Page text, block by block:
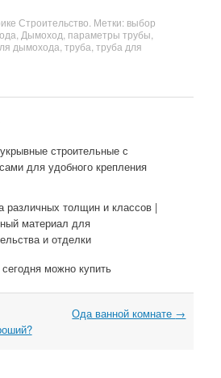
Строительство . Метки: выбор
Дымоход параметры трубы
дымохода труба труба для
строительные с
для удобного крепления
различных толщин и классов |
материал для
и отделки
можно купить
Ода ванной комнате →